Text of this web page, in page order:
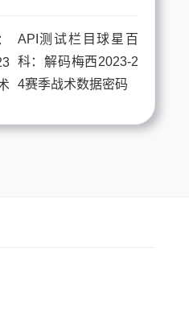
API测试栏目球星百
科：解码梅西2023-2
4赛季战术数据密码